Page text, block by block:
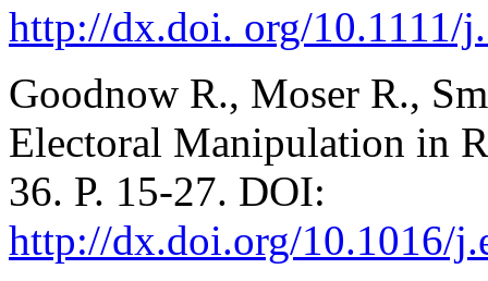
http://dx.doi. org/10.1111/
Goodnow R., Moser R.,
Electoral Manipulation in
36. P. 15‑27. DOI:
http://dx.doi.org/10.1016/